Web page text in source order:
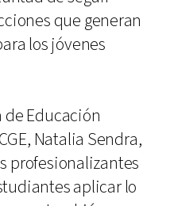
que generan
los jóvenes
de Educación
Natalia Sendra,
profesionalizantes
aplicar lo